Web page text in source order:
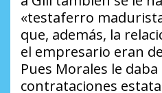
«testaferro
que, además, la
el empresario eran
Pues Morales le
contrataciones